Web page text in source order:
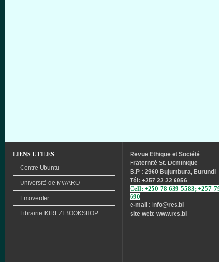
LIENS UTILES
Centre Ubuntu
Université de MWARO
Emoverder
Librairie IKIREZI BOOKSHOP
Revue Ethique et Société
Fraternité St. Dominique
B.P : 2960 Bujumbura, Burundi
Tél : +257 22 22 6956
Cell: +250 78 639 5583; +257
690
e-mail : info@res.bi
site web: www.res.bi